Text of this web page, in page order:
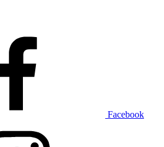
Facebook